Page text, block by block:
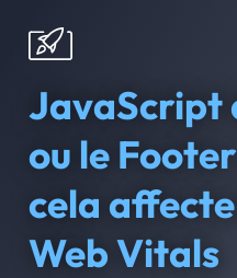
JavaScript
ou le
cela
Web Vitals